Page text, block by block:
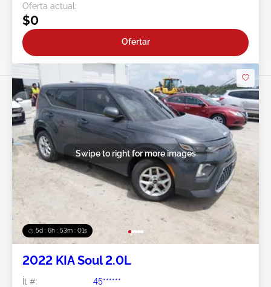
Oferta actual:
$0
Ofertar
5d : 6h : 52m : 58s
Swipe to right for more images
2022 KIA Soul 2.0L
Ít #:
45******